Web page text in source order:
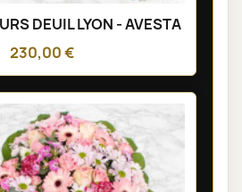
DEUIL LYON - AVESTA
230,00 €